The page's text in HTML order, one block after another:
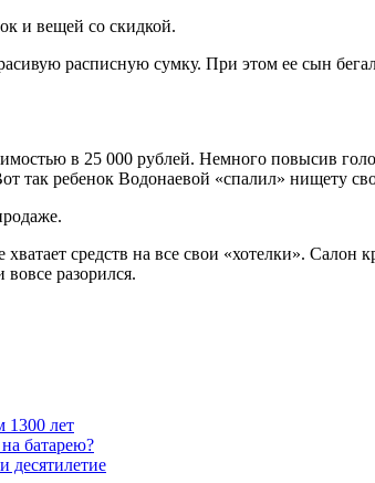
и вещей со скидкой.
расписную сумку. При этом ее сын
в 25 000 рублей. Немного повысив
так ребенок Водонаевой «спалил» нищету
средств на все свои «хотелки».
разорился.
1300 лет
батарею?
десятилетие